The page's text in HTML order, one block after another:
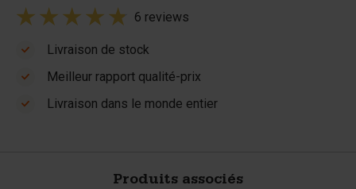
6 reviews
Livraison de stock
Meilleur rapport qualité-prix
Livraison dans le monde entier
Produits associés